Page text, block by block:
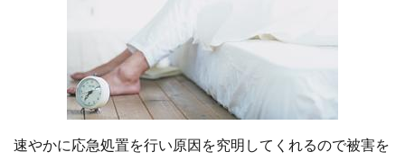
速やかに応急処置を行い原因を究明してくれるので被害を